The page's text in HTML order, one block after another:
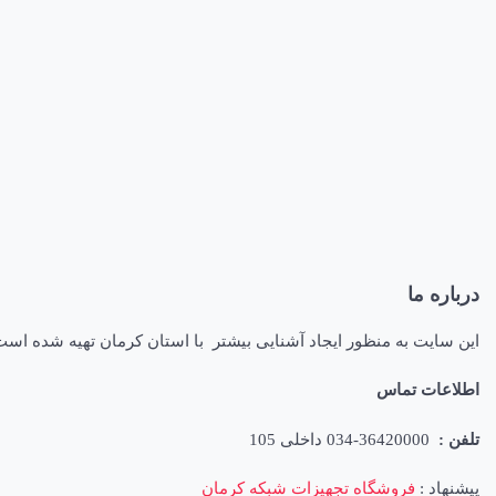
درباره ما
این سایت به منظور ایجاد آشنایی بیشتر با استان کرمان تهیه شده
اطلاعات تماس
تلفن :
پیشنهاد : فروشگاه تجهیزات شبکه کرمان